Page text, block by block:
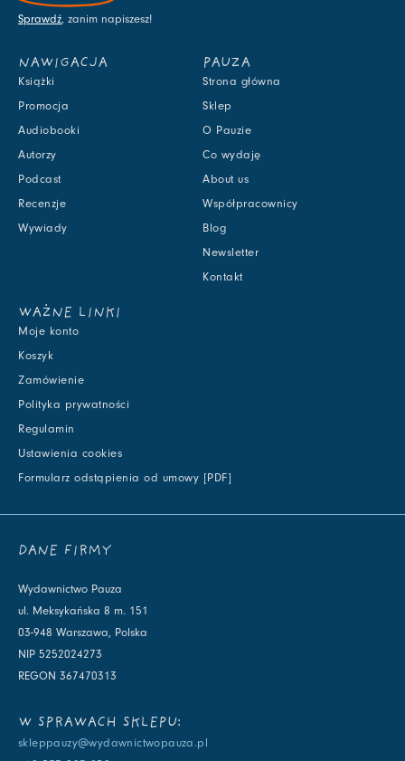
Sprawdź, zanim napiszesz!
NAWIGACJA
Książki
Promocja
Audiobooki
Autorzy
Podcast
Recenzje
Wywiady
PAUZA
Strona główna
Sklep
O Pauzie
Co wydaję
About us
Współpracownicy
Blog
Newsletter
Kontakt
WAŻNE LINKI
Moje konto
Koszyk
Zamówienie
Polityka prywatności
Regulamin
Ustawienia cookies
Formularz odstąpienia od umowy [PDF]
DANE FIRMY
Wydawnictwo Pauza
ul. Meksykańska 8 m. 151
03-948 Warszawa, Polska
NIP 5252024273
REGON 367470313
W SPRAWACH SKLEPU:
skleppauzy@wydawnictwopauza.pl